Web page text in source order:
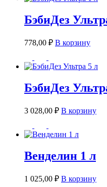
БэбиДез
778,00 ₽ В корзину
БэбиДез
3 028,00 ₽ В корзину
Венделин 1 л
1 025,00 ₽ В корзину